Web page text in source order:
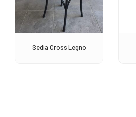
Sedia Cross Legno